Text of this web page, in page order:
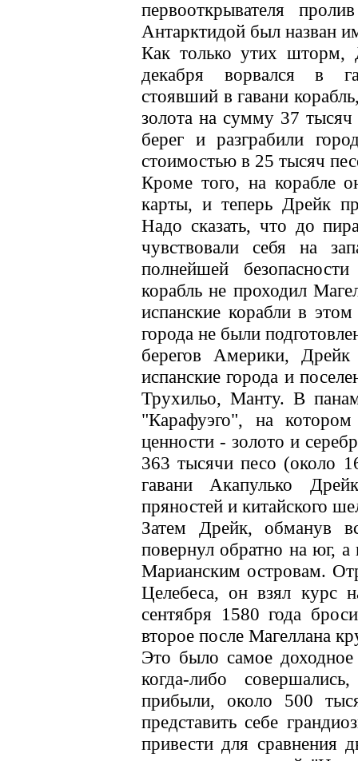
первооткрывателя
Антарктидой был назван
Как только утих шторм,
декабря ворвался в
стоявший в гавани
золота на сумму 37 тысяч
берег и разграбили
стоимостью в 25 тысяч
Кроме того, на корабле
карты, и теперь Дрейк
Надо сказать, что до
чувствовали себя на
полнейшей
корабль не проходил
испанские корабли в
города не были
берегов Америки, Дрейк
испанские города и
Трухильо, Манту. В
"Карафуэго", на
ценности - золото и
363 тысячи песо (около
гавани Акапулько
пряностей и китайского
Затем Дрейк, обманув
повернул обратно на юг,
Марианским островам.
Целебеса, он взял
сентября 1580 года
второе после Магеллана
Это было самое
когда-либо
прибыли, около 500
представить себе
привести для сравнения